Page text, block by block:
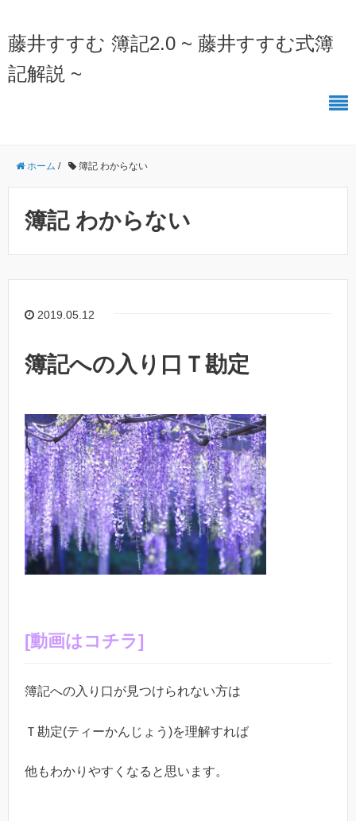
藤井すすむ 簿記2.0 ~ 藤井すすむ式簿
記解説 ~
ホーム / 簿記 わからない
簿記 わからない
2019.05.12
簿記への入り口Ｔ勘定
[動画はコチラ]
簿記への入り口が見つけられない方は
Ｔ勘定(ティーかんじょう)を理解すれば
他もわかりやすくなると思います。